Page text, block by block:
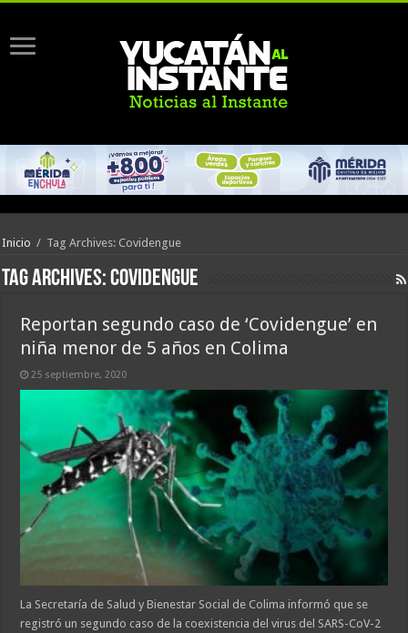
Inicio / Tag Archives: Covidengue
Tag Archives:Covidengue
Reportan segundo caso de ‘Covidengue’ en
niña menor de 5 años en Colima
25 septiembre, 2020
La Secretaría de Salud y Bienestar Social de Colima informó que se
registró un segundo caso de la coexistencia del virus del SARS-CoV-2